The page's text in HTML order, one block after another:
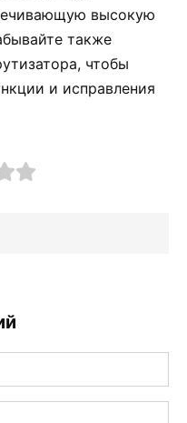
высокую
также
чтобы
и исправления